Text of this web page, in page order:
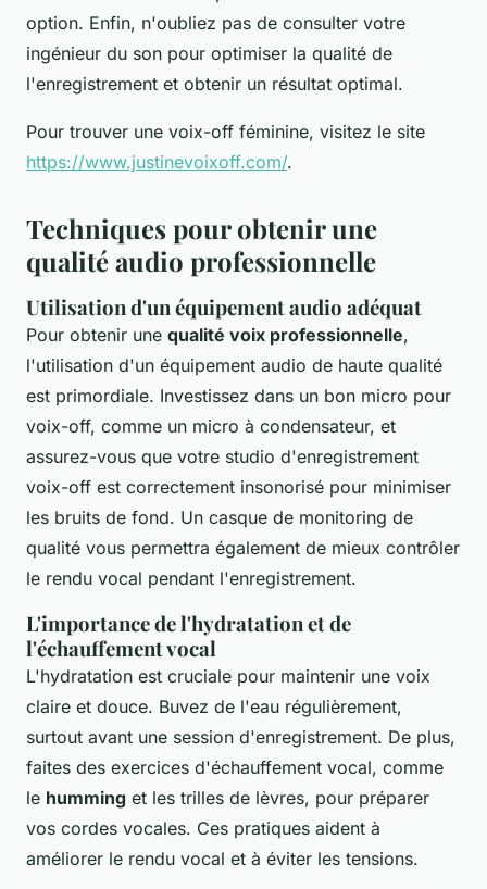
option. Enfin, n'oubliez pas de consulter votre
ingénieur du son pour optimiser la qualité de
l'enregistrement et obtenir un résultat optimal.
Pour trouver une voix-off féminine, visitez le site
https://www.justinevoixoff.com/.
Techniques pour obtenir une
qualité audio professionnelle
Utilisation d'un équipement audio adéquat
Pour obtenir une qualité voix professionnelle,
l'utilisation d'un équipement audio de haute qualité
est primordiale. Investissez dans un bon micro pour
voix-off, comme un micro à condensateur, et
assurez-vous que votre studio d'enregistrement
voix-off est correctement insonorisé pour minimiser
les bruits de fond. Un casque de monitoring de
qualité vous permettra également de mieux contrôler
le rendu vocal pendant l'enregistrement.
L'importance de l'hydratation et de
l'échauffement vocal
L'hydratation est cruciale pour maintenir une voix
claire et douce. Buvez de l'eau régulièrement,
surtout avant une session d'enregistrement. De plus,
faites des exercices d'échauffement vocal, comme
le humming et les trilles de lèvres, pour préparer
vos cordes vocales. Ces pratiques aident à
améliorer le rendu vocal et à éviter les tensions.